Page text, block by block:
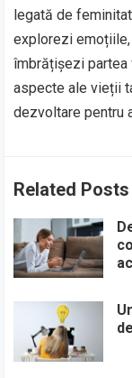
legată de
explorezi
îmbrățișezi partea
aspecte ale vieții
dezvoltare pentru
Related Posts